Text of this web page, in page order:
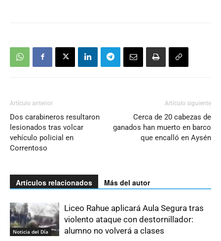
Artículo anterior
Dos carabineros resultaron
lesionados tras volcar
vehículo policial en
Correntoso
Artículo siguiente
Cerca de 20 cabezas de
ganados han muerto en barco
que encalló en Aysén
Artículos relacionados Más del autor
Noticia del Día
Liceo Rahue aplicará Aula Segura tras
violento ataque con destornillador:
alumno no volverá a clases